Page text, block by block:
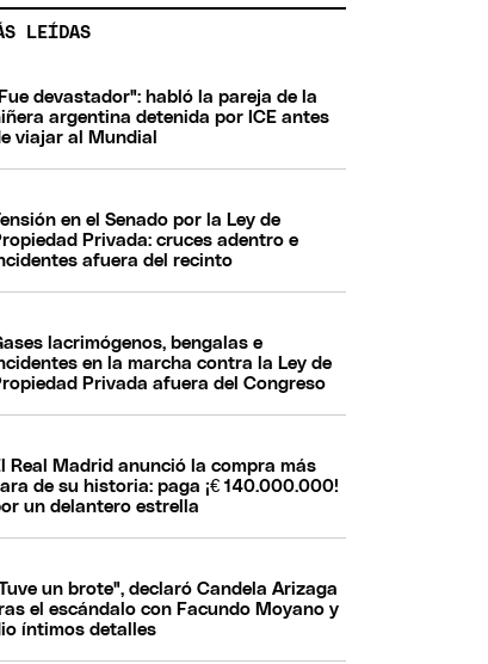
LEÍDAS
devastador": habló la pareja de la
argentina detenida por ICE antes
viajar al Mundial
en el Senado por la Ley de
Privada: cruces adentro e
afuera del recinto
lacrimógenos, bengalas e
en la marcha contra la Ley de
Privada afuera del Congreso
Real Madrid anunció la compra más
de su historia: paga ¡€ 140.000.000!
un delantero estrella
un brote", declaró Candela Arizaga
el escándalo con Facundo Moyano y
íntimos detalles